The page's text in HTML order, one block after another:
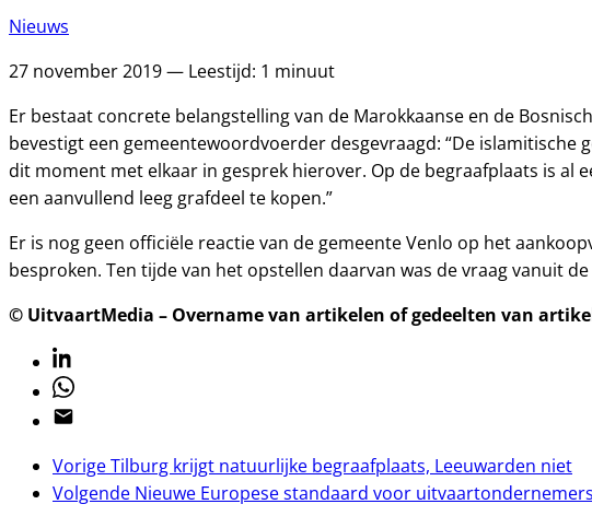
Nieuws
27 november 2019 — Leestijd: 1 minuut
Er bestaat concrete belangstelling van de Marokkaanse en de
bevestigt een gemeentewoordvoerder desgevraagd: “De
dit moment met elkaar in gesprek hierover. Op de begraafplaats is al
een aanvullend leeg grafdeel te kopen.”
Er is nog geen officiële reactie van de gemeente Venlo op het
besproken. Ten tijde van het opstellen daarvan was de vraag vanuit
© UitvaartMedia – Overname van artikelen of gedeelten van
Linkedin
Whatsapp
Email
VorigeTilburg krijgt natuurlijke begraafplaats, Leeuwarden niet
Volgende Nieuwe Europese standaard voor